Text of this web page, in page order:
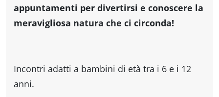
Informazioni
Fano
appuntamenti per divertirsi e conoscere la
meravigliosa natura che ci circonda!
Incontri adatti a bambini di età tra i 6 e i 12
anni.